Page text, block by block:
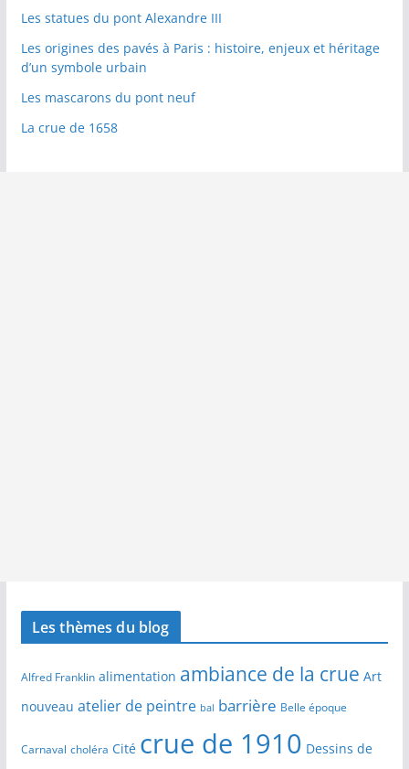
Les statues du pont Alexandre III
Les origines des pavés à Paris : histoire, enjeux et héritage
d’un symbole urbain
Les mascarons du pont neuf
La crue de 1658
Les thèmes du blog
Alfred Franklin alimentation ambiance de la crue Art
nouveau atelier de peintre bal barrière Belle époque
Carnaval choléra Cité crue de 1910 Dessins de